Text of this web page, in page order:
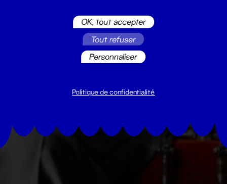
OK, tout accepter
Tout refuser
Personnaliser
Politique de confidentialité